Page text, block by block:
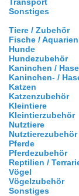
Sonstiges
Tiere / Zubehör
Fische / Aquarien
Hunde
Hundezubehör
Kaninchen /
Kaninchen- /
Katzen
Katzenzubehör
Kleintiere
Kleintierzubehör
Nutztiere
Nutztierezubehör
Pferde
Pferdezubehör
Reptilien /
Vögel
Vögelzubehör
Sonstiges